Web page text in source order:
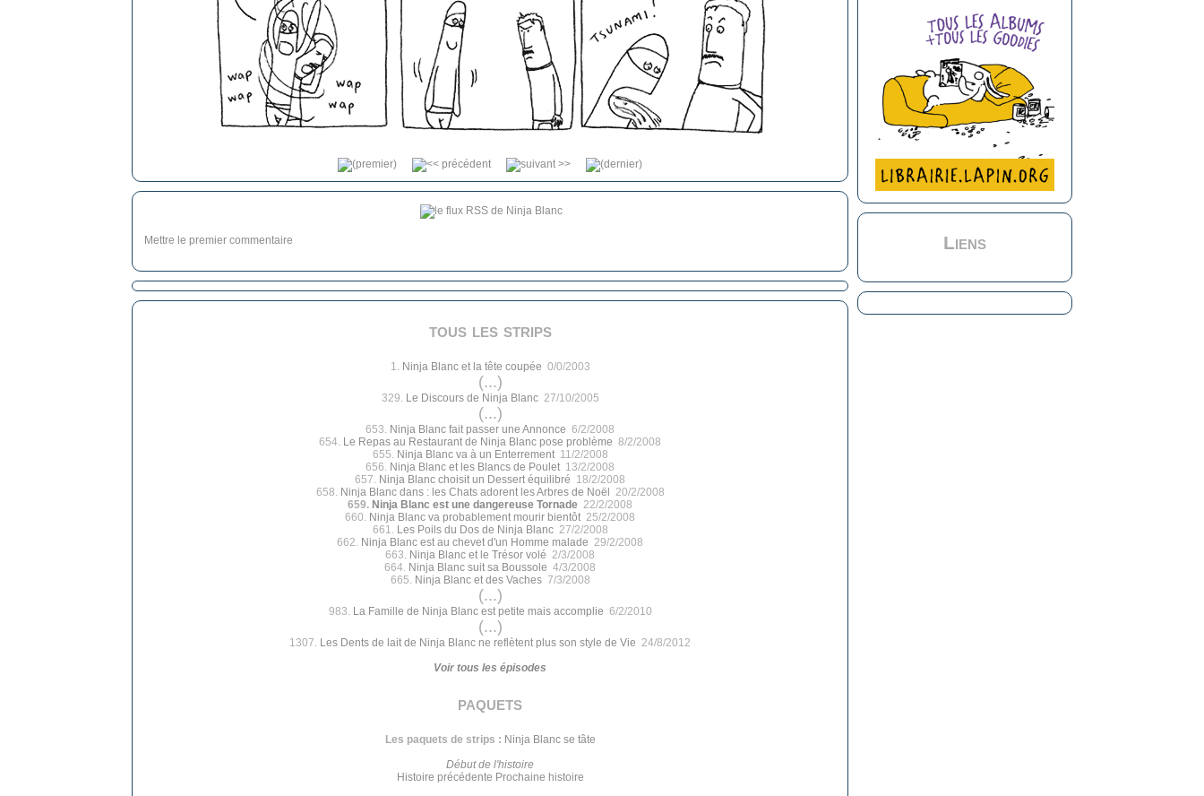
Mettre le premier commentaire
tous les strips
1. Ninja Blanc et la tête coupée 0/0/2003
(...)
329. Le Discours de Ninja Blanc27/10/2005
(...)
653. Ninja Blanc fait passer une Annonce 6/2/2008
654. Le Repas au Restaurant de Ninja Blanc pose problème 8/2/2008
655. Ninja Blanc va à un Enterrement11/2/2008
656. Ninja Blanc et les Blancs de Poulet 13/2/2008
657. Ninja Blanc choisit un Dessert équilibré 18/2/2008
658. Ninja Blanc dans : les Chats adorent les Arbres de Noël 20/2/2008
659. Ninja Blanc est une dangereuse Tornade 22/2/2008
660. Ninja Blanc va probablement mourir bientôt 25/2/2008
661.
Les Poils du Dos de Ninja Blanc27/2/2008
662. Ninja Blanc est au chevet d'un Homme malade 29/2/2008
663. Ninja Blanc et le Trésor volé 2/3/2008
664. Ninja Blanc suit sa Boussole 4/3/2008
665. Ninja Blanc et des Vaches7/3/2008
(...)
983. La Famille de Ninja Blanc est petite mais accomplie 6/2/2010
(...)
1307. Les Dents de lait de Ninja Blanc ne reflètent plus son style de Vie 24/8/2012
Voir tous les épisodes
paquets
Les paquets de strips : Ninja Blanc se tâte
Début de l'histoire
Histoire précédente Prochaine histoire
Liens